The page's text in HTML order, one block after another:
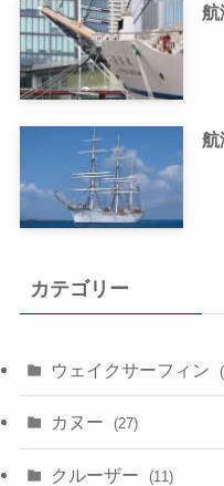
航
航
カテゴリー
ウェイクサーフィン
カヌー (27)
クルーザー (11)